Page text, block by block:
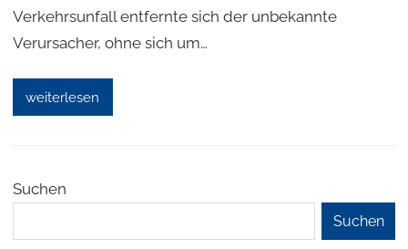
Verkehrsunfall entfernte sich der unbekannte
Verursacher, ohne sich um…
weiterlesen
Suchen
Suchen